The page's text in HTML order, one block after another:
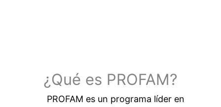
¿Qué es PROFAM?
PROFAM es un programa líder en